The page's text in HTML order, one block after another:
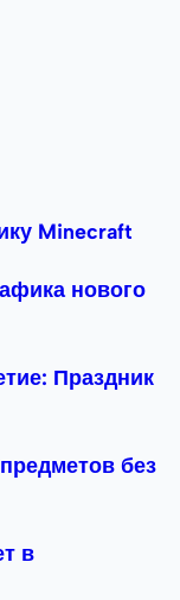
Minecraft
нового
Праздник
без
в